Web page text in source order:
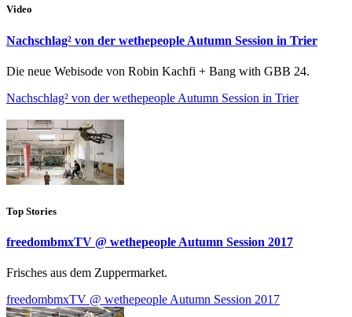
Video
Nachschlag² von der wethepeople Autumn Session in Trier
Die neue Webisode von Robin Kachfi + Bang with GBB 24.
Nachschlag² von der wethepeople Autumn Session in Trier
Top Stories
freedombmxTV @ wethepeople Autumn Session 2017
Frisches aus dem Zuppermarket.
freedombmxTV @ wethepeople Autumn Session 2017